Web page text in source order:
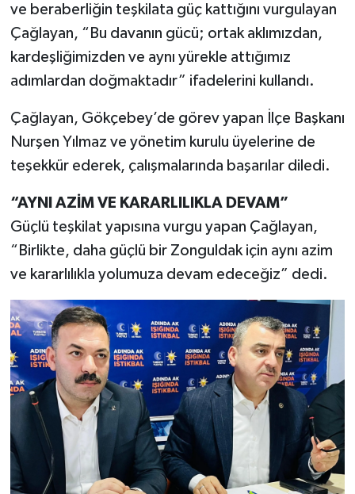
ve beraberliğin teşkilata güç kattığını vurgulayan
Çağlayan, “Bu davanın gücü; ortak aklımızdan,
kardeşliğimizden ve aynı yürekle attığımız
adımlardan doğmaktadır” ifadelerini kullandı.
Çağlayan, Gökçebey’de görev yapan İlçe Başkanı
Nurşen Yılmaz ve yönetim kurulu üyelerine de
teşekkür ederek, çalışmalarında başarılar diledi.
“AYNI AZİM VE KARARLILIKLA DEVAM”
Güçlü teşkilat yapısına vurgu yapan Çağlayan,
“Birlikte, daha güçlü bir Zonguldak için aynı azim
ve kararlılıkla yolumuza devam edeceğiz” dedi.